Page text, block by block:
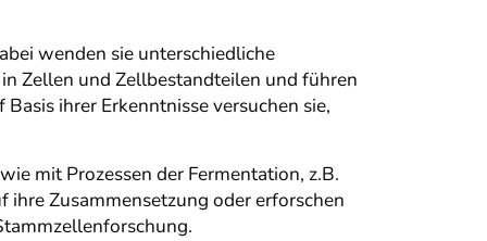
wenden sie unterschiedliche
Zellen und Zellbestandteilen und führen
ihrer Erkenntnisse versuchen sie,
mit Prozessen der Fermentation, z.B.
Zusammensetzung oder erforschen